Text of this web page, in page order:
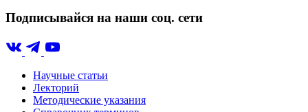
Подписывайся на наши соц. сети
Научные статьи
Лекторий
Методические указания